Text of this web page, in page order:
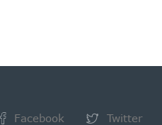
Facebook Twitter